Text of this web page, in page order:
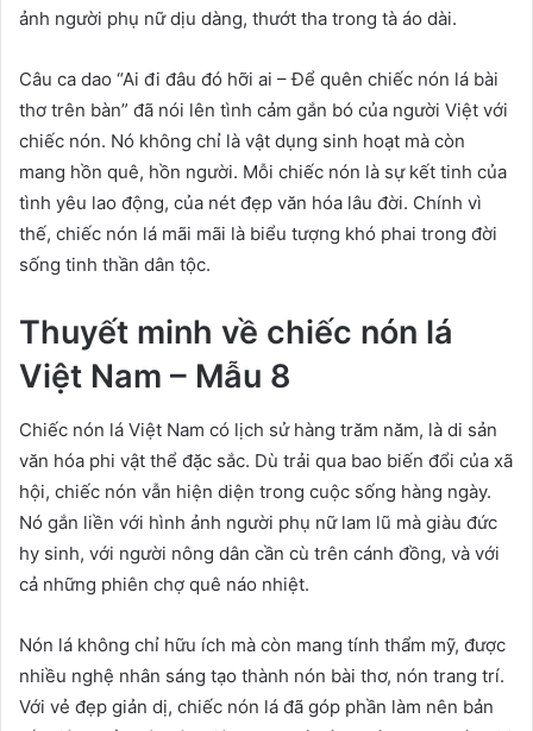
ảnh người phụ nữ dịu dàng, thướt tha trong tà áo dài.
Câu ca dao “Ai đi đâu đó hỡi ai – Để quên chiếc nón lá bài
thơ trên bàn” đã nói lên tình cảm gắn bó của người Việt với
chiếc nón. Nó không chỉ là vật dụng sinh hoạt mà còn
mang hồn quê, hồn người. Mỗi chiếc nón là sự kết tinh của
tình yêu lao động, của nét đẹp văn hóa lâu đời. Chính vì
thế, chiếc nón lá mãi mãi là biểu tượng khó phai trong đời
sống tinh thần dân tộc.
Thuyết minh về chiếc nón lá
Việt Nam – Mẫu 8
Chiếc nón lá Việt Nam có lịch sử hàng trăm năm, là di sản
văn hóa phi vật thể đặc sắc. Dù trải qua bao biến đổi của xã
hội, chiếc nón vẫn hiện diện trong cuộc sống hàng ngày.
Nó gắn liền với hình ảnh người phụ nữ lam lũ mà giàu đức
hy sinh, với người nông dân cần cù trên cánh đồng, và với
cả những phiên chợ quê náo nhiệt.
Nón lá không chỉ hữu ích mà còn mang tính thẩm mỹ, được
nhiều nghệ nhân sáng tạo thành nón bài thơ, nón trang trí.
Với vẻ đẹp giản dị, chiếc nón lá đã góp phần làm nên bản